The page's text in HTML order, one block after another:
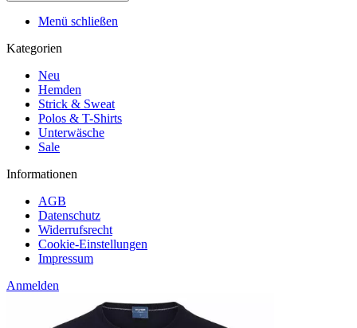
Menü schließen
Kategorien
Neu
Hemden
Strick & Sweat
Polos & T-Shirts
Unterwäsche
Sale
Informationen
AGB
Datenschutz
Widerrufsrecht
Cookie-Einstellungen
Impressum
Anmelden